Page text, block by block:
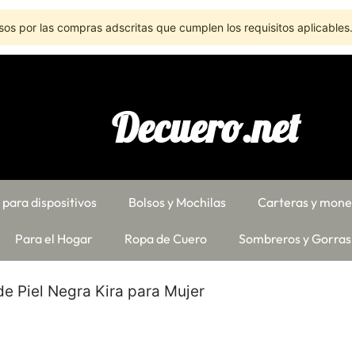
por las compras adscritas que cumplen los requisitos aplicables.
Decuero.net
dispositivos Bolsos y Mochilas Carteras y
Para el Hogar Ropa de Cuero Sombreros y Gorras
Piel Negra Kira para Mujer